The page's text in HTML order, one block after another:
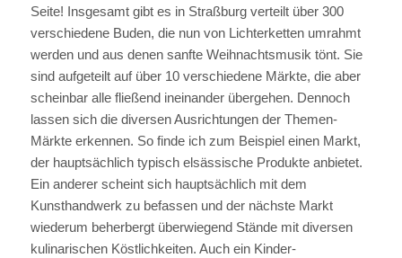
Seite! Insgesamt gibt es in Straßburg verteilt über 300
verschiedene Buden, die nun von Lichterketten umrahmt
werden und aus denen sanfte Weihnachtsmusik tönt. Sie
sind aufgeteilt auf über 10 verschiedene Märkte, die aber
scheinbar alle fließend ineinander übergehen. Dennoch
lassen sich die diversen Ausrichtungen der Themen-
Märkte erkennen. So finde ich zum Beispiel einen Markt,
der hauptsächlich typisch elsässische Produkte anbietet.
Ein anderer scheint sich hauptsächlich mit dem
Kunsthandwerk zu befassen und der nächste Markt
wiederum beherbergt überwiegend Stände mit diversen
kulinarischen Köstlichkeiten. Auch ein Kinder-